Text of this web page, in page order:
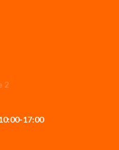
2
17:00